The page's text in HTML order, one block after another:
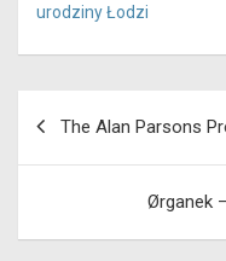
urodziny Łodzi
The Alan Parsons
Ørganek